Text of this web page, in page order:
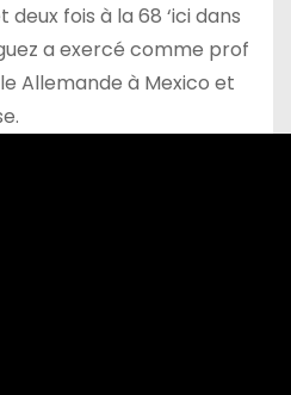
deux fois à la 68 ‘ici dans
a exercé comme prof
Allemande à Mexico et